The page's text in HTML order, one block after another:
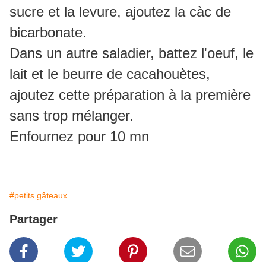
sucre et la levure, ajoutez la càc de
bicarbonate.
Dans un autre saladier, battez l'oeuf, le
lait et le beurre de cacahouètes,
ajoutez cette préparation à la première
sans trop mélanger.
Enfournez pour 10 mn
#petits gâteaux
Partager